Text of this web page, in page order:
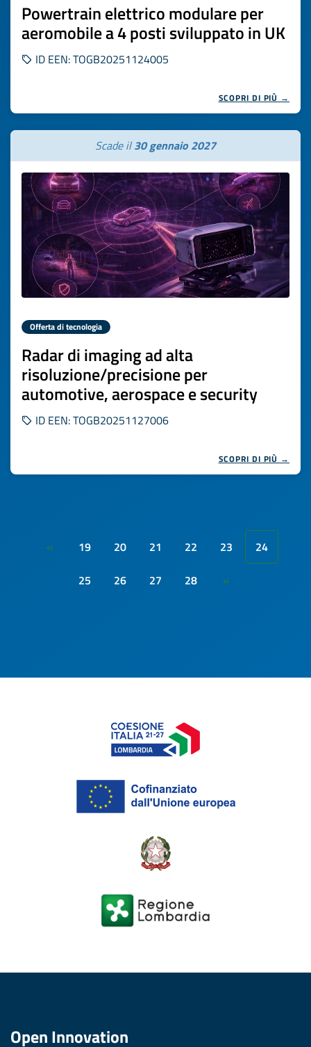
Powertrain elettrico modulare per
aeromobile a 4 posti sviluppato in UK
ID EEN: TOGB20251124005
SCOPRI DI PIÙ →
Scade il30 gennaio 2027
Offerta di tecnologia
Radar di imaging ad alta
risoluzione/precisione per
automotive, aerospace e security
ID EEN: TOGB20251127006
SCOPRI DI PIÙ →
« 19 20 21 22 23
24
25
26 27 28 »
Open Innovation